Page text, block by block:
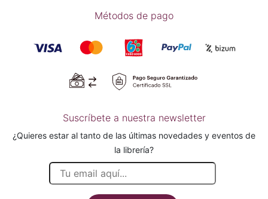
Métodos de pago
Suscríbete a nuestra newsletter
¿Quieres estar al tanto de las últimas novedades y eventos de
la librería?